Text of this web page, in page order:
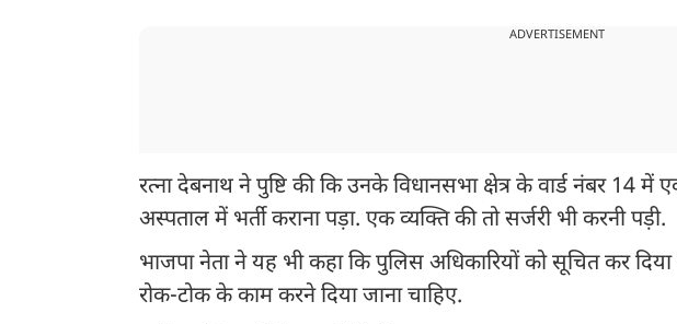
ADVERTISEMENT
रत्ना देबनाथ ने पुष्टि की कि उनके विधानसभा क्षेत्र के वार्ड नंबर 14
अस्पताल में भर्ती कराना पड़ा. एक व्यक्ति की तो सर्जरी भी करनी पड़ी.
भाजपा नेता ने यह भी कहा कि पुलिस अधिकारियों को सूचित कर दिया
रोक-टोक के काम करने दिया जाना चाहिए.